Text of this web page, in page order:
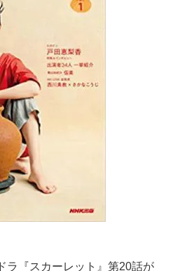
ラ『スカーレット』第20話が